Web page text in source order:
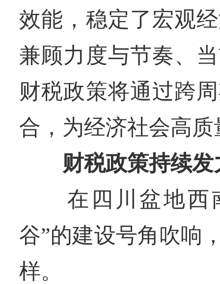
效能，稳定了宏观
兼顾力度与节奏、
财税政策将通过跨
合，为经济社会高
财税政策持续发
在四川盆地西
谷”的建设号角吹响
样。